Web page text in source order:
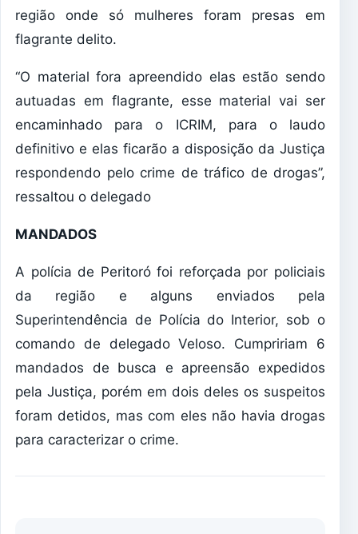
região onde só mulheres foram presas em
flagrante delito.
“O material fora apreendido elas estão sendo
autuadas em flagrante, esse material vai ser
encaminhado para o ICRIM, para o laudo
definitivo e elas ficarão a disposição da Justiça
respondendo pelo crime de tráfico de drogas”,
ressaltou o delegado
MANDADOS
A polícia de Peritoró foi reforçada por policiais
da região e alguns enviados pela
Superintendência de Polícia do Interior, sob o
comando de delegado Veloso. Cumpririam 6
mandados de busca e apreensão expedidos
pela Justiça, porém em dois deles os suspeitos
foram detidos, mas com eles não havia drogas
para caracterizar o crime.